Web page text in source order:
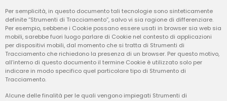
Per semplicità, in questo documento tali tecnologie sono sinteticamente
definite “Strumenti di Tracciamento”, salvo vi sia ragione di differenziare.
Per esempio, sebbene i Cookie possano essere usati in browser sia web sia
mobili, sarebbe fuori luogo parlare di Cookie nel contesto di applicazioni
per dispositivi mobili, dal momento che si tratta di Strumenti di
Tracciamento che richiedono la presenza di un browser. Per questo motivo,
all’interno di questo documento il termine Cookie è utilizzato solo per
indicare in modo specifico quel particolare tipo di Strumento di
Tracciamento.
Alcune delle finalità per le quali vengono impiegati Strumenti di